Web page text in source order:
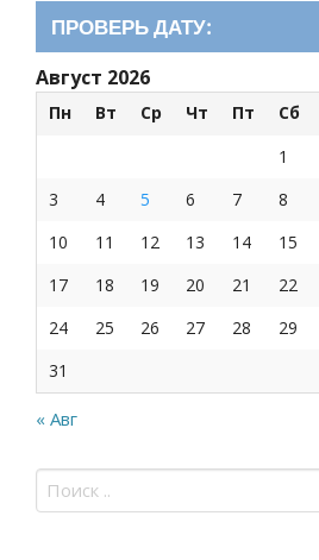
ПРОВЕРЬ ДАТУ:
Август 2026
Пн Вт Ср Чт Пт Сб
1
3
4 5 6 7 8
10
11 12 13 14 15
17
18 19 20 21 22
24
25 26 27 28 29
31
« Авг